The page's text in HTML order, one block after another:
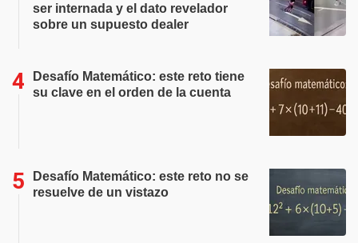
ser internada y el dato revelador
sobre un supuesto dealer
Desafío Matemático: este reto tiene
su clave en el orden de la cuenta
Desafío Matemático: este reto no se
resuelve de un vistazo